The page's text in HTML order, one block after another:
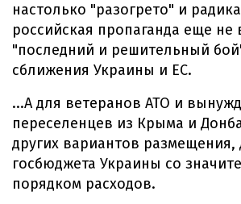
настолько "разогрето" и
российская пропаганда еще не
"последний и решительный
сближения Украины и ЕС.
...А для ветеранов АТО и
переселенцев из Крыма и
других вариантов размещения,
госбюджета Украины со
порядком расходов.